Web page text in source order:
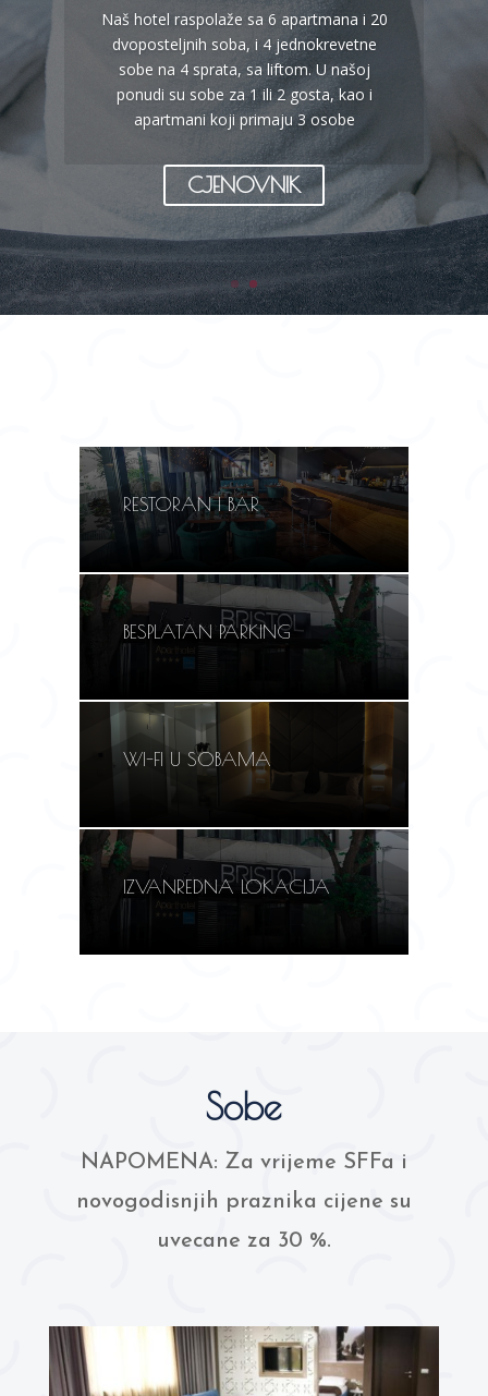
Naš hotel raspolaže sa 6 apartmana i 20
dvoposteljnih soba, i 4 jednokrevetne
sobe na 4 sprata, sa liftom. U našoj
ponudi su sobe za 1 ili 2 gosta, kao i
apartmani koji primaju 3 osobe
CJENOVNIK
RESTORAN I BAR
BESPLATAN PARKING
WI-FI U SOBAMA
IZVANREDNA LOKACIJA
Sobe
NAPOMENA: Za vrijeme SFFa i
novogodisnjih praznika cijene su
uvecane za 30 %.